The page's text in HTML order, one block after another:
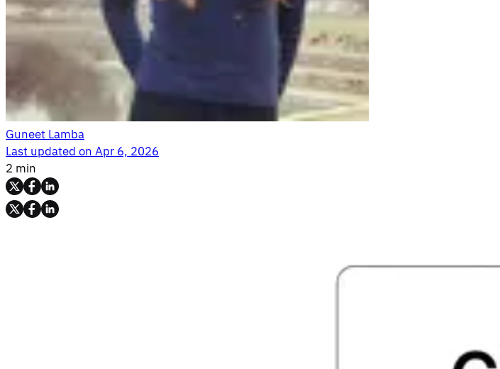
Guneet Lamba
Last updated onApr 6, 2026
2 min